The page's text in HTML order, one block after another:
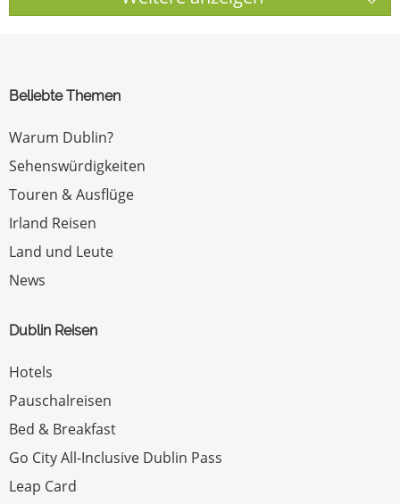
Beliebte Themen
Warum Dublin?
Sehenswürdigkeiten
Touren & Ausflüge
Irland Reisen
Land und Leute
News
Dublin Reisen
Hotels
Pauschalreisen
Bed & Breakfast
Go City All-Inclusive Dublin Pass
Leap Card